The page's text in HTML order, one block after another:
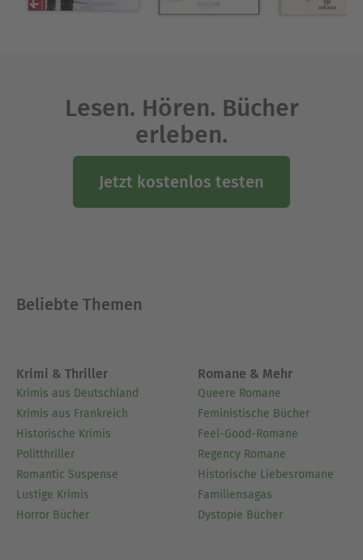
Ausblenden
Lesen. Hören. Bücher
erleben.
Jetzt kostenlos testen
Beliebte Themen
Krimi & Thriller
Krimis aus Deutschland
Krimis aus Frankreich
Historische Krimis
Politthriller
Romantic Suspense
Lustige Krimis
Horror Bücher
Romane & Mehr
Queere Romane
Feministische Bücher
Feel-Good-Romane
Regency Romane
Historische Liebesromane
Familiensagas
Dystopie Bücher